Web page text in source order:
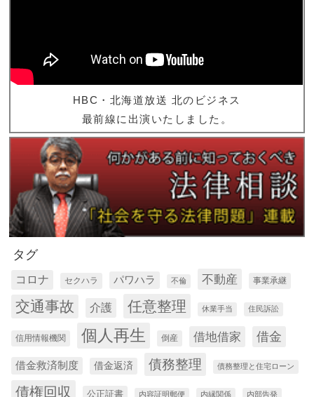
HBC・北海道放送 北のビジネス
最前線に出演いたしました。
タグ
コロナ セクハラ パワハラ 不倫 不動産 事業承継
交通事故 介護 任意整理 休業手当 住民訴訟
信用情報機関 個人再生 倒産 借地借家 借金
借金救済制度 借金返済 債務整理 債務整理と住宅ローン
債権回収 公正証書 内容証明郵便 内縁関係 内部告発